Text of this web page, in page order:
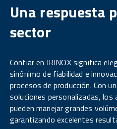
Una respuesta
sector
Confiar en IRINOX significa
sinónimo de fiabilidad e
procesos de producción. Con
soluciones personalizadas, los
pueden manejar grandes
garantizando excelentes